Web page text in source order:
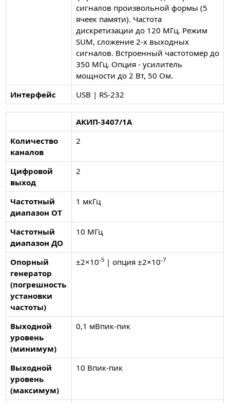
сигналов произвольной формы (5
ячеек памяти). Частота
дискретизации до 120 МГц. Режим
SUM, сложение 2-х выходных
сигналов. Встроенный частотомер до
350 МГц. Опция - усилитель
мощности до 2 Вт, 50 Ом.
Интерфейс
USB | RS-232
АКИП-3407/1А
Количество
каналов
2
Цифровой
выход
2
Частотный
диапазон ОТ
1 мкГц
Частотный
диапазон ДО
10 МГц
Опорный
генератор
(погрешность
установки
частоты)
±2×10-5| опция ±2×10-7
Выходной
уровень
(минимум)
0,1 мВпик-пик
Выходной
уровень
(максимум)
10 Впик-пик